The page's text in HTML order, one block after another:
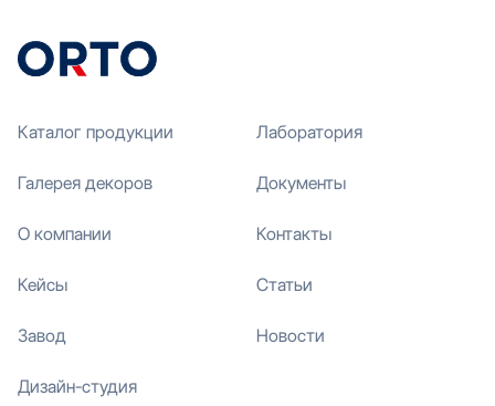
Каталог продукции
Галерея декоров
О компании
Кейсы
Завод
Дизайн-студия
Лаборатория
Документы
Контакты
Статьи
Новости